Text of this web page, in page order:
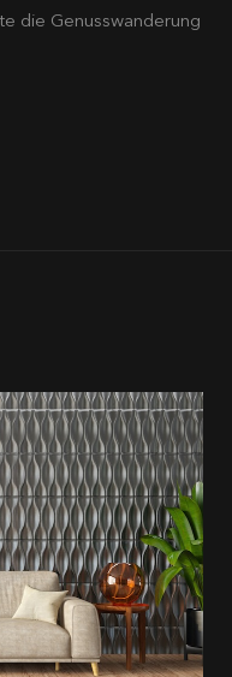
die Genusswanderung